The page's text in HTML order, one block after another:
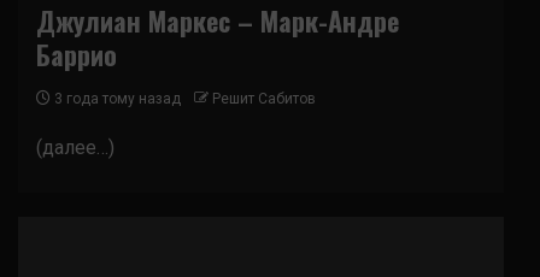
Джулиан Маркес – Марк-Андре
Баррио
3 года тому назад Решит Сабитов
(далее…)